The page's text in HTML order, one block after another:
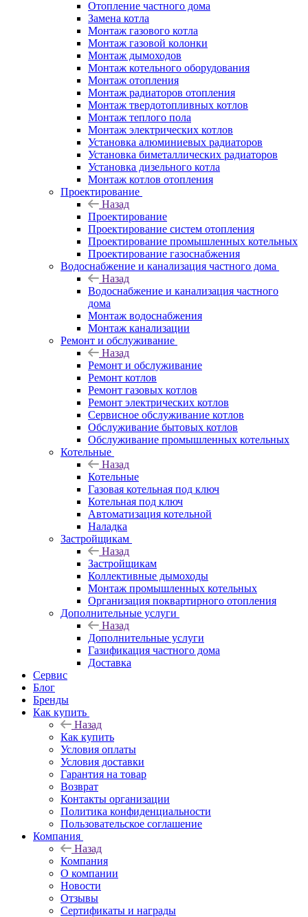
Отопление частного дома
Замена котла
Монтаж газового котла
Монтаж газовой колонки
Монтаж дымоходов
Монтаж котельного оборудования
Монтаж отопления
Монтаж радиаторов отопления
Монтаж твердотопливных котлов
Монтаж теплого пола
Монтаж электрических котлов
Установка алюминиевых радиаторов
Установка биметаллических радиаторов
Установка дизельного котла
Монтаж котлов отопления
Проектирование
Назад
Проектирование
Проектирование систем отопления
Проектирование промышленных котельных
Проектирование газоснабжения
Водоснабжение и канализация частного дома
Назад
Водоснабжение и канализация частного
дома
Монтаж водоснабжения
Монтаж канализации
Ремонт и обслуживание
Назад
Ремонт и обслуживание
Ремонт котлов
Ремонт газовых котлов
Ремонт электрических котлов
Сервисное обслуживание котлов
Обслуживание бытовых котлов
Обслуживание промышленных котельных
Котельные
Назад
Котельные
Газовая котельная под ключ
Котельная под ключ
Автоматизация котельной
Наладка
Застройщикам
Назад
Застройщикам
Коллективные дымоходы
Монтаж промышленных котельных
Организация поквартирного отопления
Дополнительные услуги
Назад
Дополнительные услуги
Газификация частного дома
Доставка
Сервис
Блог
Бренды
Как купить
Назад
Как купить
Условия оплаты
Условия доставки
Гарантия на товар
Возврат
Контакты организации
Политика конфиденциальности
Пользовательское соглашение
Компания
Назад
Компания
О компании
Новости
Отзывы
Сертификаты и награды